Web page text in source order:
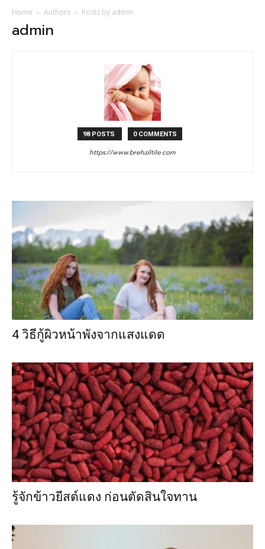
Home Authors Posts by admin
admin
98 POSTS 0 COMMENTS
https://www.brehziltile.com
4 วิธีกู้ผิวหน้าพังจากแสงแดด
รู้จักข้าวยีสต์แดง ก่อนตัดสินใจทาน